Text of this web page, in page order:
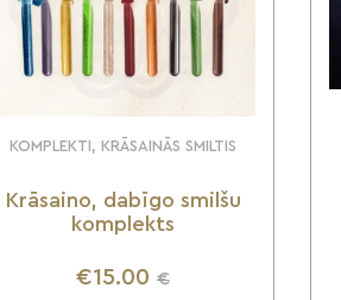
KOMPLEKTI, KRĀSAINĀS SMILTIS
Krāsaino, dabīgo smilšu
komplekts
€15.00 €